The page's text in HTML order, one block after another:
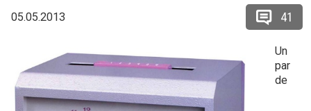
05.05.2013 41
Un
par
de